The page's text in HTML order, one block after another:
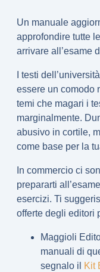
Un manuale
approfondire tutte
arrivare all’esame
I testi
essere un comodo
temi che magari i
marginalmente.
abusivo in cortile,
come base per la
In commercio ci
prepararti
esercizi. Ti
offerte degli editori
Maggioli
manuali di
segnalo il
Kit